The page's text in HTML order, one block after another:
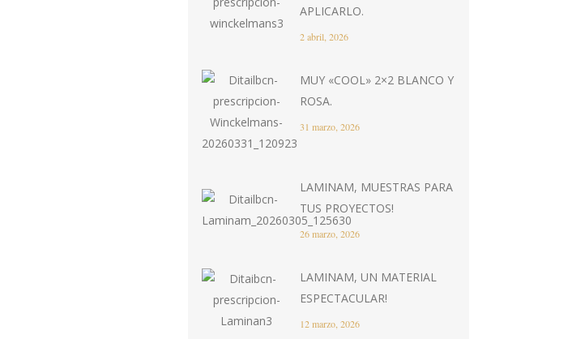
APLICARLO.
2 abril, 2026
MUY «COOL» 2×2 BLANCO Y
ROSA.
31 marzo, 2026
LAMINAM, MUESTRAS PARA
TUS PROYECTOS!
26 marzo, 2026
LAMINAM, UN MATERIAL
ESPECTACULAR!
12 marzo, 2026